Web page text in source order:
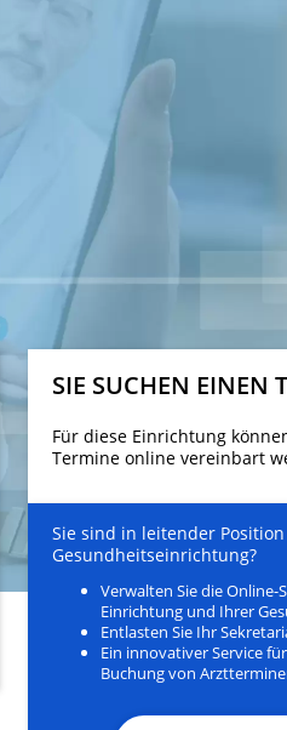
SIE SUCHEN EINEN
Für diese Einrichtung
Termine online vereinbart
Sie sind in leitender
Gesundheitseinrichtung?
Verwalten Sie die
Einrichtung und Ihrer
Entlasten Sie Ihr
Ein innovativer Service
Buchung von